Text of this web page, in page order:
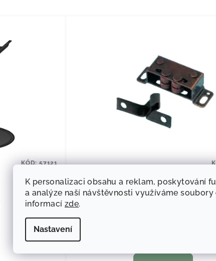
K personalizaci obsahu a reklam, poskytování
a analýze naší návštěvnosti využíváme soubory
informacízde.
Nastavení
KÓD:57121
Zámeček skřínky